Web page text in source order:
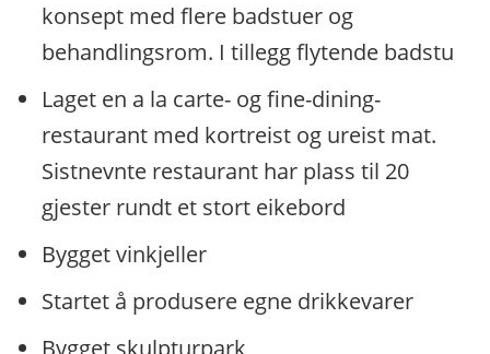
konsept med flere badstuer og
behandlingsrom. I tillegg flytende badstu
Laget en a la carte- og fine-dining-
restaurant med kortreist og ureist mat.
Sistnevnte restaurant har plass til 20
gjester rundt et stort eikebord
Bygget vinkjeller
Startet å produsere egne drikkevarer